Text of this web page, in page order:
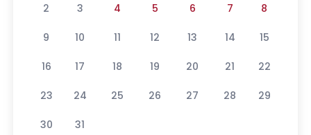
2 3 4 5 6 7 8
9 10 11 12 13 14 15
16 17 18 19 20 21 22
23 24 25 26 27 28 29
30 31